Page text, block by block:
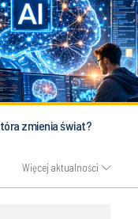
zmienia świat?
Więcej aktualności